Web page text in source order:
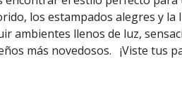
los estampados alegres y la
ambientes llenos de luz,
más novedosos. ¡Viste tus